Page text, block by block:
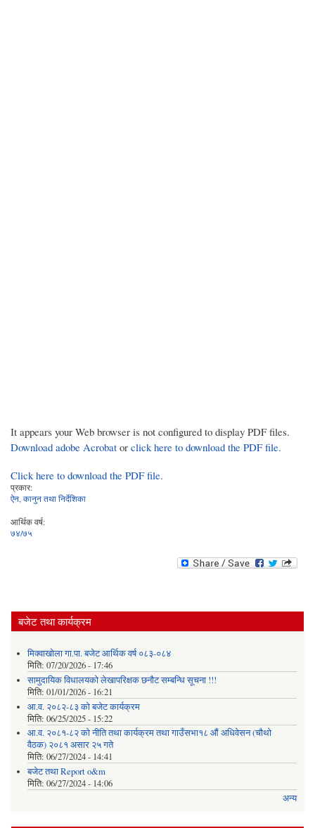
It appears your Web browser is not configured to display PDF files.
Download adobe Acrobat or click here to download the PDF file.
Click here to download the PDF file.
प्रकार:
ऐन, कानुन तथा निर्देशिका
आर्थिक वर्ष:
७४/७५
बजेट तथा कार्यक्रम
मिक्वाखोला गा.पा. बजेट आर्थिक वर्ष ०८३-०८४
मिति: 07/20/2026 - 17:46
सामुदायिक विधालयको लेखापरिक्षक छनौट सम्बन्धि सूचना !!!
मिति: 01/01/2026 - 16:21
आ.व. २०८२-८३ को बजेट कार्यक्रम
मिति: 06/25/2025 - 15:22
आ.व. २०८१-८२ को नीति तथा कार्यक्रम तथा गाउँसभा१८ औं अधिवेसन (चौथो
वैठक) २०८१ असार २५ गते
मिति: 06/27/2024 - 14:41
बजेट तथा Report o&m
मिति: 06/27/2024 - 14:06
अन्य